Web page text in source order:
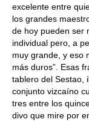
excelente entre
los grandes
de hoy pueden ser
individual pero, a
muy grande, y eso
más duros”. Esas
tablero del Sestao,
conjunto vizcaíno
tres entre los
divo que mire por